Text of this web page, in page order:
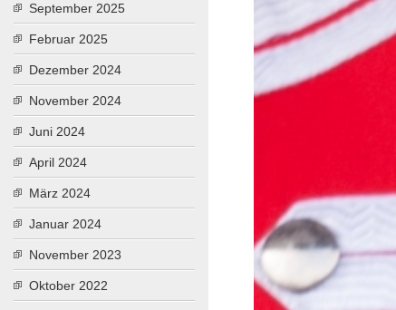
September 2025
Februar 2025
Dezember 2024
November 2024
Juni 2024
April 2024
März 2024
Januar 2024
November 2023
Oktober 2022